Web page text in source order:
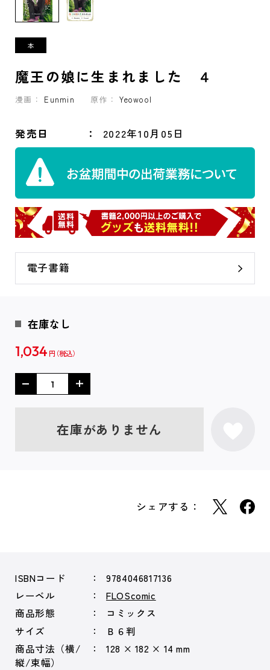
魔王の娘に生まれました ４
漫画： Eunmin 原作： Yeowool
発売日 2022年10月05日
電子書籍
在庫なし
1,034 円
在庫がありません
シェアする：
ISBNコード
9784046817136
レーベル
FLOScomic
商品形態
コミックス
サイズ
Ｂ６判
商品寸法（横/
縦/束幅）
128 × 182 × 14 mm